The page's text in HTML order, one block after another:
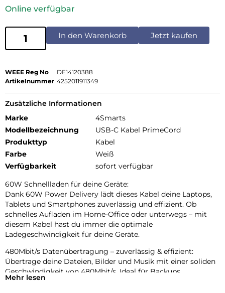
Online verfügbar
In den Warenkorb Jetzt kaufen
WEEE Reg No
DE14120388
Artikelnummer 4252011911349
Zusätzliche Informationen
Marke
4Smarts
Modellbezeichnung
USB-C Kabel PrimeCord
Produkttyp
Kabel
Farbe
Weiß
Verfügbarkeit
sofort verfügbar
60W Schnellladen für deine Geräte:
Dank 60W Power Delivery lädt dieses Kabel deine Laptops,
Tablets und Smartphones zuverlässig und effizient. Ob
schnelles Aufladen im Home-Office oder unterwegs – mit
diesem Kabel hast du immer die optimale
Ladegeschwindigkeit für deine Geräte.
480Mbit/s Datenübertragung – zuverlässig & effizient:
Übertrage deine Dateien, Bilder und Musik mit einer soliden
Geschwindigkeit von 480Mbit/s. Ideal für Backups,
Dokumente oder Multimedia-Inhalte – zuverlässig und ohne
Mehr lesen